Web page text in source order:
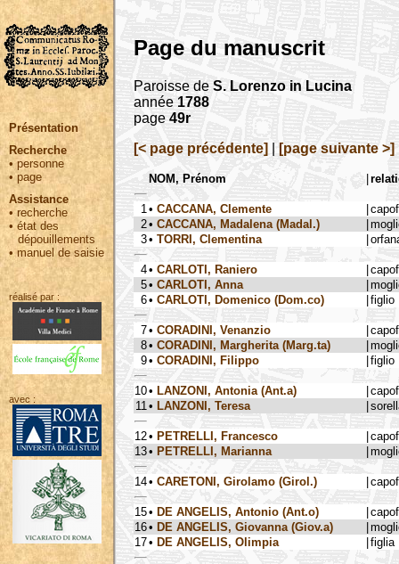
Présentation
Recherche
• personne
•page
Assistance
• recherche
•état des
dépouillements
•manuel de saisie
réalisé par :
avec :
Page du manuscrit
Paroisse de S. Lorenzo in Lucina
année 1788
page 49r
[< page précédente]
[page suivante >]
NOM, Prénom
1 • CACCANA, Clemente
2• CACCANA, Madalena (Madal.)
3• TORRI, Clementina
4• CARLOTI, Raniero
5• CARLOTI, Anna
6• CARLOTI, Domenico (Dom.co) figlio
7• CORADINI, Venanzio
8• CORADINI, Margherita (Marg.ta)
9• CORADINI, Filippo figlio
10• LANZONI, Antonia (Ant.a)
11 • LANZONI, Teresa
12• PETRELLI, Francesco
13• PETRELLI, Marianna
14• CARETONI, Girolamo (Girol.)
15• DE ANGELIS, Antonio (Ant.o)
16• DE ANGELIS, Giovanna (Giov.a)
17• DE ANGELIS, Olimpia figlia